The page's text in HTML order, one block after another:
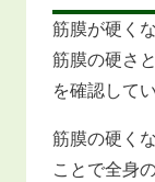
筋膜が硬く
筋膜の硬さ
を確認して
筋膜の硬く
ことで全身